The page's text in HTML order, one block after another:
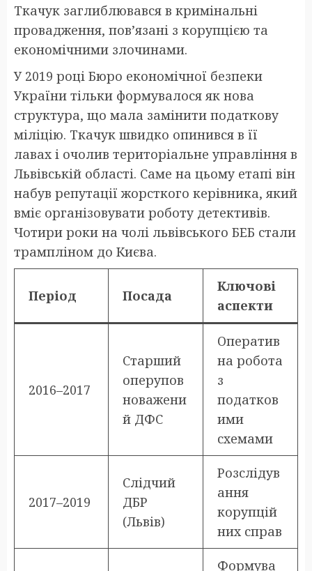
Ткачук заглиблювався в кримінальні
провадження, пов’язані з корупцією та
економічними злочинами.
У 2019 році Бюро економічної безпеки
України тільки формувалося як нова
структура, що мала замінити податкову
міліцію. Ткачук швидко опинився в її
лавах і очолив територіальне управління в
Львівській області. Саме на цьому етапі він
набув репутації жорсткого керівника, який
вміє організовувати роботу детективів.
Чотири роки на чолі львівського БЕБ стали
трампліном до Києва.
Період Посада
Ключові
аспекти
2016–2017
Старший
оперупов
новажени
й ДФС
Оператив
на робота
з
податков
ими
схемами
2017–2019
Слідчий
ДБР
(Львів)
Розслідув
ання
корупцій
них справ
Формува